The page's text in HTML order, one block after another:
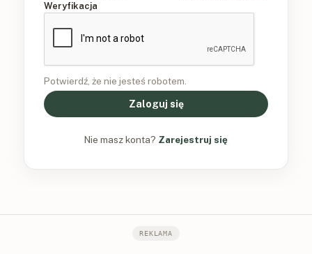
Weryfikacja
Potwierdź, że nie jesteś robotem.
Zaloguj się
Nie masz konta? Zarejestruj się
REKLAMA